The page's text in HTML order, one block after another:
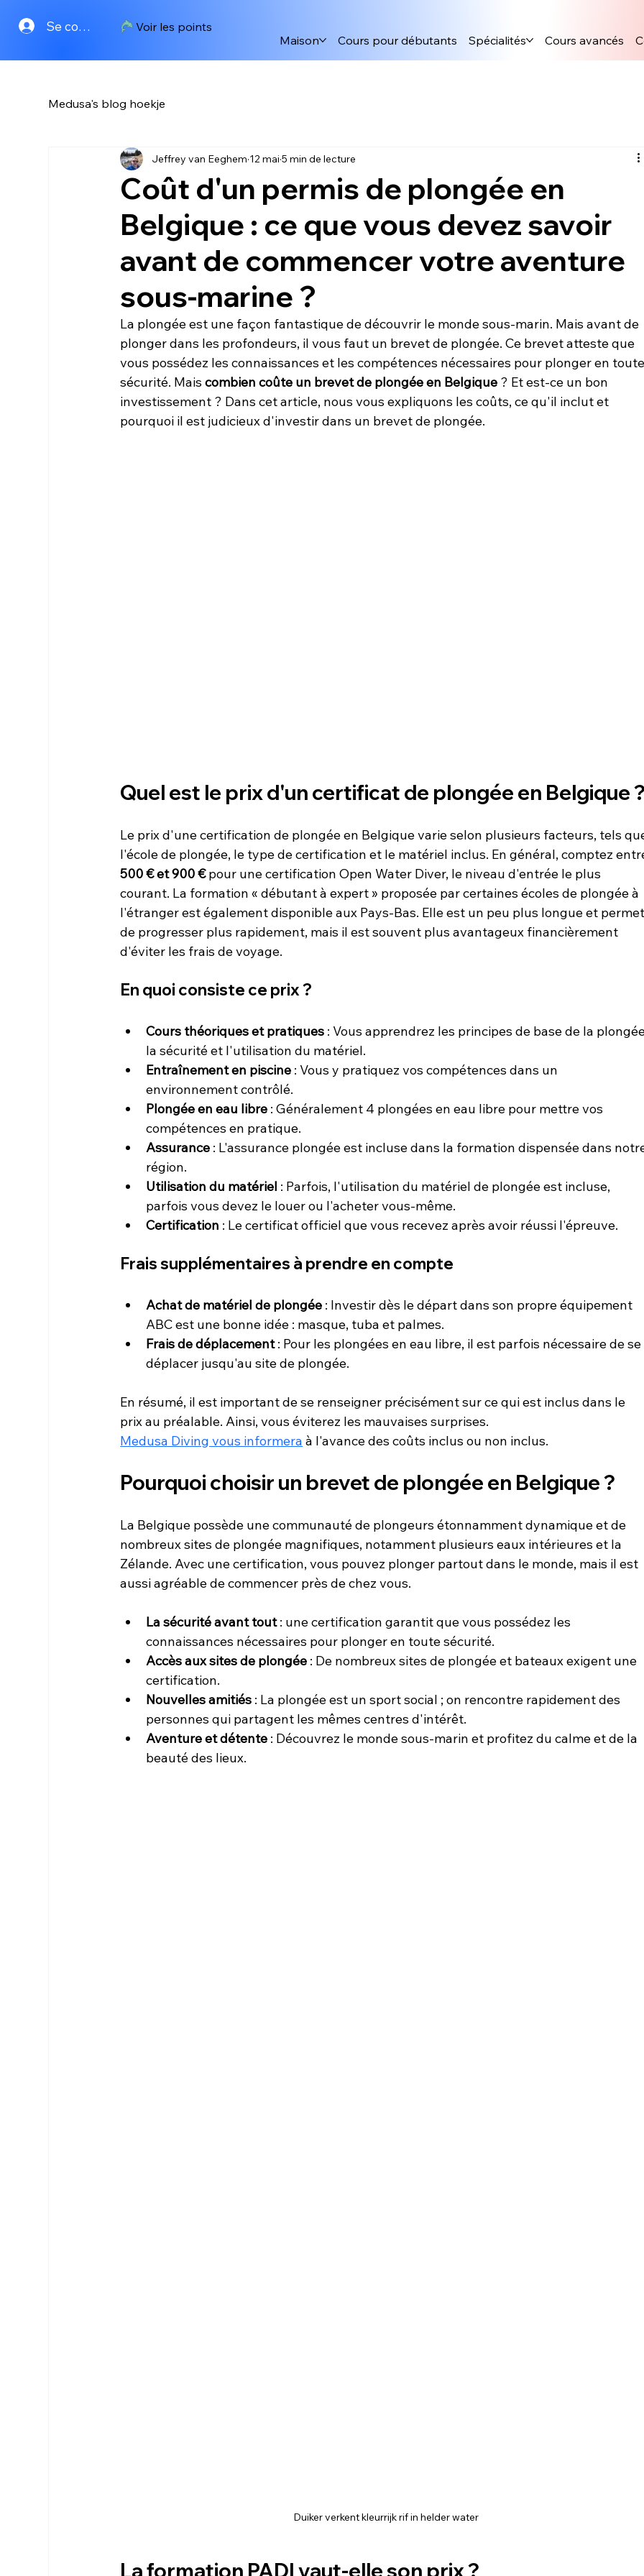
Se connecter
Voir les points
Maison
Cours pour débutants Spécialités Cours avancés
Medusa's blog hoekje
Coût d'un permis de plongée en
Belgique : ce que vous devez savoir
avant de commencer votre aventure
sous-marine ?
Jeffrey van Eeghem 12 mai 5 min de lecture
La plongée est une façon fantastique de découvrir le monde sous-marin. Mais avant de
plonger dans les profondeurs, il vous faut un brevet de plongée. Ce brevet atteste que
vous possédez les connaissances et les compétences nécessaires pour plonger en
sécurité. Mais combien coûte un brevet de plongée en Belgique ? Et est-ce un bon
investissement ? Dans cet article, nous vous expliquons les coûts, ce qu'il inclut et
pourquoi il est judicieux d'investir dans un brevet de plongée.
Quel est le prix d'un certificat de plongée en Belgique
Le prix d'une certification de plongée en Belgique varie selon plusieurs facteurs, tels
l'école de plongée, le type de certification et le matériel inclus. En général, comptez
500 € et 900 € pour une certification Open Water Diver, le niveau d'entrée le plus
courant. La formation « débutant à expert » proposée par certaines écoles de plongée à
l'étranger est également disponible aux Pays-Bas. Elle est un peu plus longue et
de progresser plus rapidement, mais il est souvent plus avantageux financièrement
d'éviter les frais de voyage.
En quoi consiste ce prix ?
Cours théoriques et pratiques : Vous apprendrez les principes de base de la
la sécurité et l'utilisation du matériel.
Entraînement en piscine : Vous y pratiquez vos compétences dans un
environnement contrôlé.
Plongée en eau libre : Généralement 4 plongées en eau libre pour mettre vos
compétences en pratique.
Assurance : L'assurance plongée est incluse dans la formation dispensée dans
région.
Utilisation du matériel : Parfois, l'utilisation du matériel de plongée est incluse,
parfois vous devez le louer ou l'acheter vous-même.
Certification : Le certificat officiel que vous recevez après avoir réussi l'épreuve.
Frais supplémentaires à prendre en compte
Achat de matériel de plongée : Investir dès le départ dans son propre équipement
ABC est une bonne idée : masque, tuba et palmes.
Frais de déplacement : Pour les plongées en eau libre, il est parfois nécessaire de se
déplacer jusqu'au site de plongée.
En résumé, il est important de se renseigner précisément sur ce qui est inclus dans le
prix au préalable. Ainsi, vous éviterez les mauvaises surprises.
Medusa Diving vous informera à l'avance des coûts inclus ou non inclus.
Pourquoi choisir un brevet de plongée en Belgique ?
La Belgique possède une communauté de plongeurs étonnamment dynamique et de
nombreux sites de plongée magnifiques, notamment plusieurs eaux intérieures et la
Zélande. Avec une certification, vous pouvez plonger partout dans le monde, mais il est
aussi agréable de commencer près de chez vous.
La sécurité avant tout : une certification garantit que vous possédez les
connaissances nécessaires pour plonger en toute sécurité.
Accès aux sites de plongée : De nombreux sites de plongée et bateaux exigent une
certification.
Nouvelles amitiés : La plongée est un sport social ; on rencontre rapidement des
personnes qui partagent les mêmes centres d'intérêt.
Aventure et détente : Découvrez le monde sous-marin et profitez du calme et de la
beauté des lieux.
Duiker verkent kleurrijk rif in helder water
La formation PADI vaut-elle son prix ?